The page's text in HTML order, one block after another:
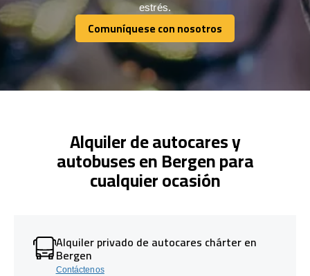
estrés.
Comuníquese con nosotros
Comuníquese con nosotros
Alquiler de autocares y
autobuses en Bergen para
cualquier ocasión
Alquiler privado de autocares chárter en
Bergen
Contáctenos